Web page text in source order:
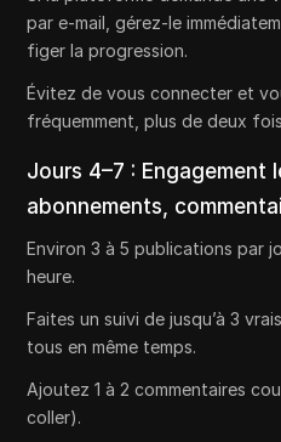
par e-mail, gérez-le
figer la progression.
Évitez de vous connecter et
fréquemment, plus de deux
Jours 4–7 : Engagement
abonnements,
Environ 3 à 5 publications par
heure.
Faites un suivi de jusqu’à 3
tous en même temps.
Ajoutez 1 à 2 commentaires
coller).